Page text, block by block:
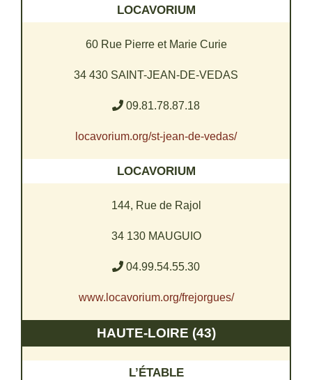
LOCAVORIUM
60 Rue Pierre et Marie Curie
34 430 SAINT-JEAN-DE-VEDAS
09.81.78.87.18
locavorium.org/st-jean-de-vedas/
LOCAVORIUM
144, Rue de Rajol
34 130 MAUGUIO
04.99.54.55.30
www.locavorium.org/frejorgues/
HAUTE-LOIRE (43)
L’ÉTABLE